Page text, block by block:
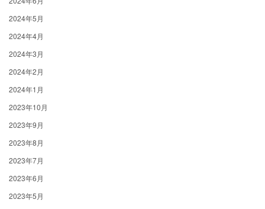
2024年5月
2024年4月
2024年3月
2024年2月
2024年1月
2023年10月
2023年9月
2023年8月
2023年7月
2023年6月
2023年5月